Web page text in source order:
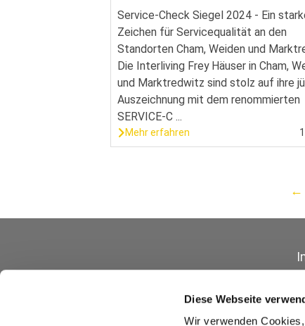
Diese Webseite
Wir verwenden
Service-Check Siegel 2024 - Ein
Zeichen für Servicequalität an den
Standorten Cham, Weiden und
Die Interliving Frey Häuser in Cham,
und Marktredwitz sind stolz auf ihre
Auszeichnung mit dem renommierten
SERVICE-C ...
Mehr erfahren
←